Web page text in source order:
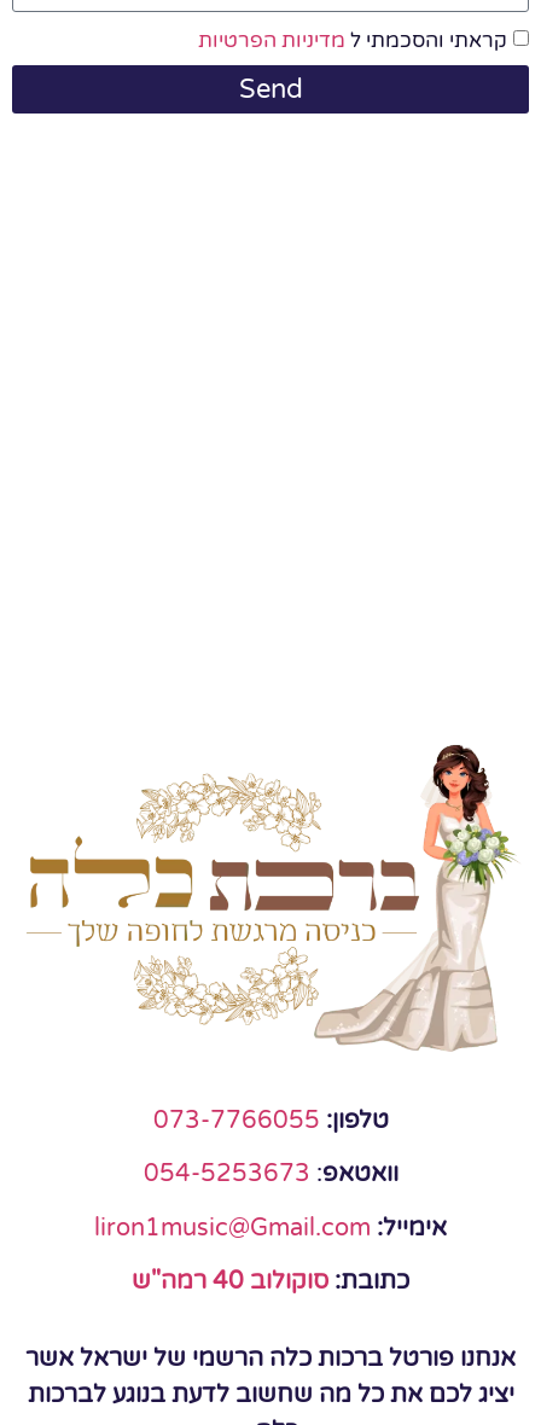
קראתי והסכמתי ל מדיניות הפרטיות
Send
טלפון: 073-7766055
וואטאפ:
054-5253673
אימייל: liron1music@Gmail.com
כתובת: סוקולוב 40 רמה"ש
אנחנו פורטל ברכות כלה הרשמי של ישראל אשר
יציג לכם את כל מה שחשוב לדעת בנוגע לברכות